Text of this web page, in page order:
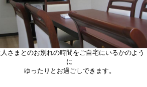
さまとのお別れの時間をご自宅にいるかのよう
に
ゆったりとお過ごしできます。